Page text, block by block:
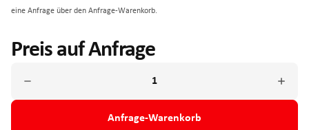
eine Anfrage über den Anfrage-Warenkorb.
Preis auf Anfrage
Anfrage-Warenkorb